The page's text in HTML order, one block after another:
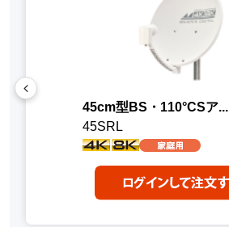
45cm型BS・110°CSア...
45SRL